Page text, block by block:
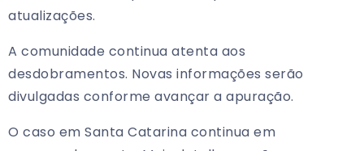
atualizações.
A comunidade continua atenta aos
desdobramentos. Novas informações serão
divulgadas conforme avançar a apuração.
O caso em Santa Catarina continua em